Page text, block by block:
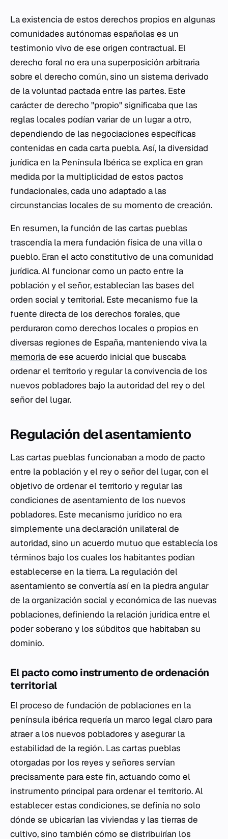
La existencia de estos derechos propios en algunas
comunidades autónomas españolas es un
testimonio vivo de ese origen contractual. El
derecho foral no era una superposición arbitraria
sobre el derecho común, sino un sistema derivado
de la voluntad pactada entre las partes. Este
carácter de derecho "propio" significaba que las
reglas locales podían variar de un lugar a otro,
dependiendo de las negociaciones específicas
contenidas en cada carta puebla. Así, la diversidad
jurídica en la Península Ibérica se explica en gran
medida por la multiplicidad de estos pactos
fundacionales, cada uno adaptado a las
circunstancias locales de su momento de creación.
En resumen, la función de las cartas pueblas
trascendía la mera fundación física de una villa o
pueblo. Eran el acto constitutivo de una comunidad
jurídica. Al funcionar como un pacto entre la
población y el señor, establecían las bases del
orden social y territorial. Este mecanismo fue la
fuente directa de los derechos forales, que
perduraron como derechos locales o propios en
diversas regiones de España, manteniendo viva la
memoriade ese acuerdo inicial que buscaba
ordenar el territorio y regular la convivencia de los
nuevos pobladores bajo la autoridad del rey o del
señor del lugar.
Regulación del asentamiento
Las cartas pueblas funcionaban a modo de pacto
entre la población y el rey o señor del lugar, con el
objetivo de ordenar el territorio y regular las
condiciones de asentamiento de los nuevos
pobladores. Este mecanismo jurídico no era
simplemente una declaración unilateral de
autoridad, sino un acuerdo mutuo que establecía los
términos bajo los cuales los habitantes podían
establecerse en la tierra. La regulación del
asentamiento se convertía así en la piedra angular
de la organización social y económica de las nuevas
poblaciones, definiendo la relación jurídica entre el
poder soberano y los súbditos que habitaban su
dominio.
El pacto como instrumento de ordenación
territorial
El proceso de fundación de poblaciones en la
península ibérica requería un marco legal claro para
atraer a los nuevos pobladores y asegurar la
estabilidad de la región. Las cartas pueblas
otorgadas por los reyes y señores servían
precisamente para este fin, actuando como el
instrumento principal para ordenar el territorio. Al
establecer estas condiciones, se definía no solo
dónde se ubicarían las viviendas y las tierras de
cultivo, sino también cómo se distribuirían los